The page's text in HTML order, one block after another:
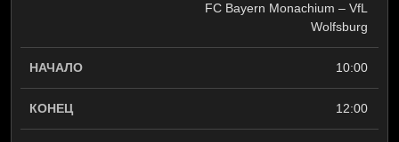
FC Bayern Monachium – VfL
Wolfsburg
10:00
12:00